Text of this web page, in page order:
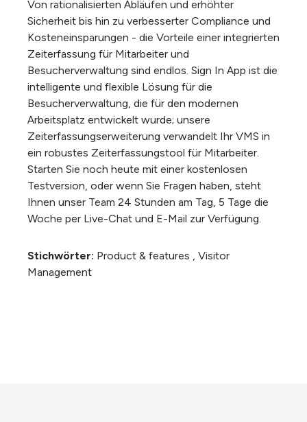
Von rationalisierten Abläufen und erhöhter
Sicherheit bis hin zu verbesserter Compliance und
Kosteneinsparungen - die Vorteile einer integrierten
Zeiterfassung für Mitarbeiter und
Besucherverwaltung sind endlos. Sign In App ist die
intelligente und flexible Lösung für die
Besucherverwaltung, die für den modernen
Arbeitsplatz entwickelt wurde; unsere
Zeiterfassungserweiterung verwandelt Ihr VMS in
ein robustes Zeiterfassungstool für Mitarbeiter.
Starten Sie noch heute mit einer kostenlosen
Testversion, oder wenn Sie Fragen haben, steht
Ihnen unser Team 24 Stunden am Tag, 5 Tage die
Woche per Live-Chat und E-Mail zur Verfügung.
Stichwörter: Product & features , Visitor
Management